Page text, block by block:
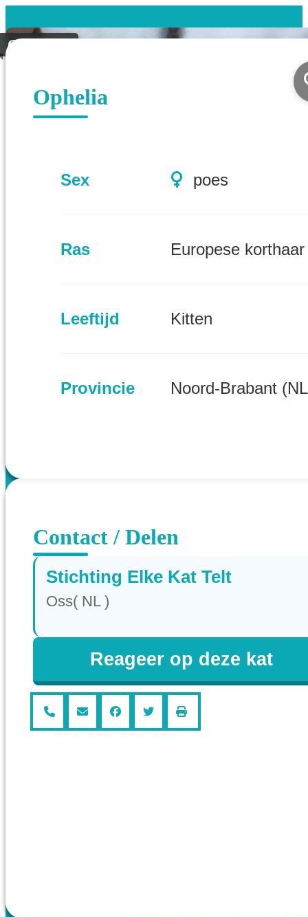
Gevonden
Ophelia
Sex poes
Ras Europese korthaar
Leeftijd Kitten
Provincie Noord-Brabant
Contact / Delen
Stichting Elke Kat Telt
Oss( NL )
Reageer op deze kat